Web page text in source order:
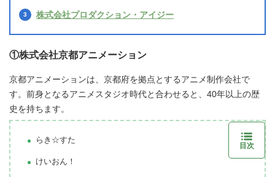
株式会社プロダクション・アイジー
①株式会社京都アニメーション
京都アニメーションは、京都府を拠点とするアニメ制作会社で
す。前身となるアニメスタジオ時代と合わせると、40年以上の歴
史を持ちます。
らき☆すた
けいおん！
目次